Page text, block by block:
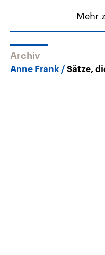
Mehr
Archiv
Anne Frank Sätze,